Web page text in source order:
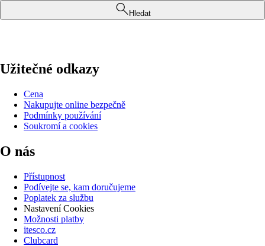
Hledat
Užitečné odkazy
Cena
Nakupujte online bezpečně
Podmínky používání
Soukromí a cookies
O nás
Přístupnost
Podívejte se, kam doručujeme
Poplatek za službu
Nastavení Cookies
Možnosti platby
itesco.cz
Clubcard